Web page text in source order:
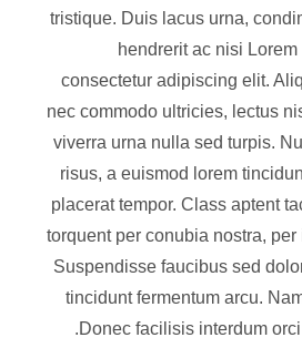
tristique. Duis lacus urna,
hendrerit ac nisi
consectetur adipiscing elit.
nec commodo ultricies, lectus
viverra urna nulla sed turpis.
risus, a euismod lorem
placerat tempor. Class aptent
torquent per conubia nostra,
Suspendisse faucibus sed
tincidunt fermentum arcu.
Donec facilisis interdum